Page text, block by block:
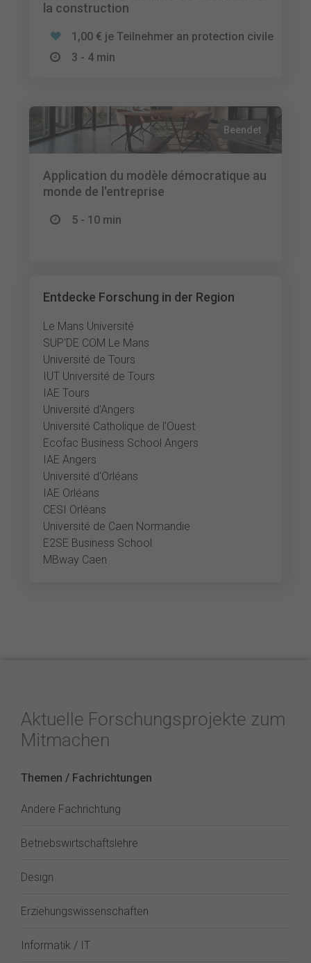
la construction
1,00 € je Teilnehmer an protection civile
3 - 4 min
Beendet
Application du modèle démocratique au
monde de l'entreprise
5 - 10 min
Entdecke Forschung in der Region
Le Mans Université
SUP'DE COM Le Mans
Université de Tours
IUT Université de Tours
IAE Tours
Université d'Angers
Université Catholique de l’Ouest
Ecofac Business School Angers
IAE Angers
Université d'Orléans
IAE Orléans
CESI Orléans
Université de Caen Normandie
E2SE Business School
MBway Caen
Aktuelle Forschungsprojekte zum
Mitmachen
Themen / Fachrichtungen
Andere Fachrichtung
Betriebswirtschaftslehre
Design
Erziehungswissenschaften
Informatik / IT